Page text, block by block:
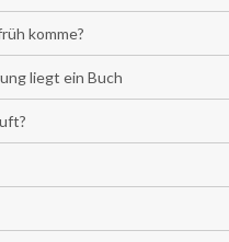
komme?
liegt ein Buch